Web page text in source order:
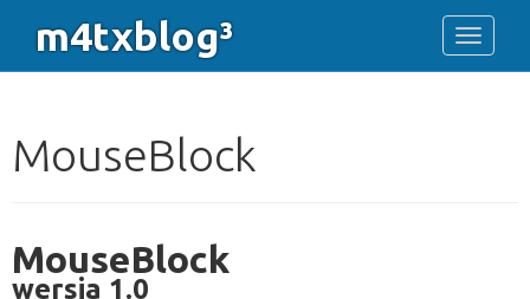
m4txblog³ Toggle
MouseBlock
MouseBlock
wersja 1.0